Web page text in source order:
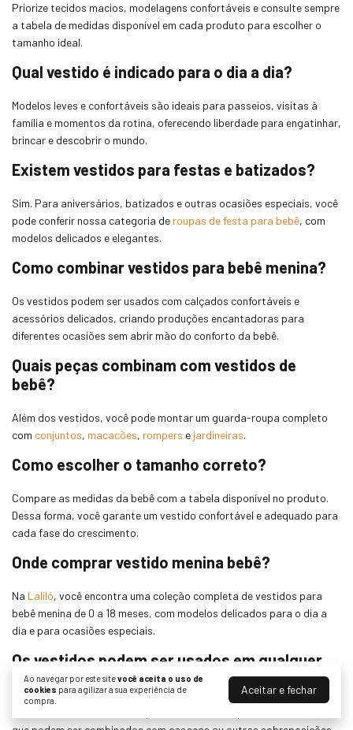
Ao navegar por este sitevocê aceita o uso de
cookies para agilizar a sua experiência de
compra.
Aceitar e fechar
Priorize tecidos macios, modelagens confortáveis e consulte sempre
a tabela de medidas disponível em cada produto para escolher o
tamanho ideal.
Qual vestido é indicado para o dia a dia?
Modelos leves e confortáveis são ideais para passeios, visitas à
família e momentos da rotina, oferecendo liberdade para engatinhar,
brincar e descobrir o mundo.
Existem vestidos para festas e batizados?
Sim. Para aniversários, batizados e outras ocasiões especiais, você
pode conferir nossa categoria de roupas de festa para bebê, com
modelos delicados e elegantes.
Como combinar vestidos para bebê menina?
Os vestidos podem ser usados com calçados confortáveis e
acessórios delicados, criando produções encantadoras para
diferentes ocasiões sem abrir mão do conforto da bebê.
Quais peças combinam com vestidos de
bebê?
Além dos vestidos, você pode montar um guarda-roupa completo
com conjuntos, macacões, rompers e jardineiras.
Como escolher o tamanho correto?
Compare as medidas da bebê com a tabela disponível no produto.
Dessa forma, você garante um vestido confortável e adequado para
cada fase do crescimento.
Onde comprar vestido menina bebê?
Na Laliló, você encontra uma coleção completa de vestidos para
bebê menina de 0 a 18 meses, com modelos delicados para o dia a
dia e para ocasiões especiais.
Os vestidos podem ser usados em qualquer
estação?